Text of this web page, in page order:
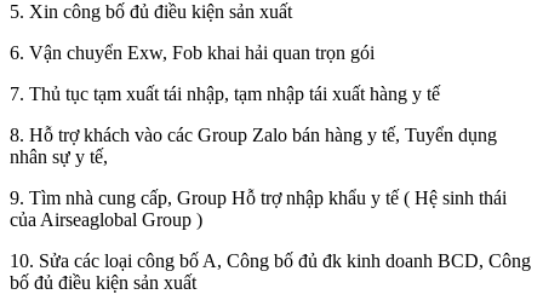
5. Xin công bố đủ điều kiện sản xuất
6. Vận chuyển Exw, Fob khai hải quan trọn gói
7. Thủ tục tạm xuất tái nhập, tạm nhập tái xuất hàng y tế
8. Hỗ trợ khách vào các Group Zalo bán hàng y tế, Tuyển dụng
nhân sự y tế,
9. Tìm nhà cung cấp, Group Hỗ trợ nhập khẩu y tế ( Hệ sinh thái
của Airseaglobal Group )
10. Sửa các loại công bố A, Công bố đủ đk kinh doanh BCD, Công
bố đủ điều kiện sản xuất